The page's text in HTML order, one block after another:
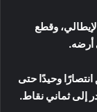
وقطع
أرضه.
وحيدًا حتى
إلى ثماني نقاط.